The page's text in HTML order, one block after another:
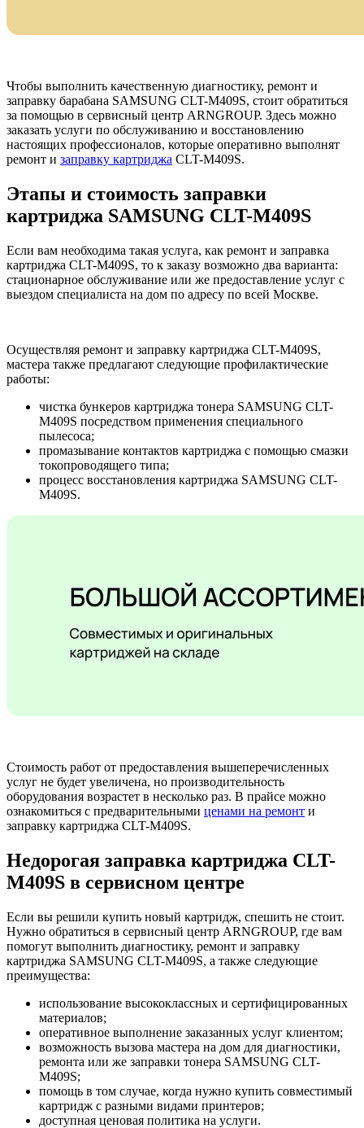
Чтобы выполнить качественную диагностику, ремонт и
заправку барабана SAMSUNG CLT-M409S, стоит обратиться
за помощью в сервисный центр ARNGROUP. Здесь можно
заказать услуги по обслуживанию и восстановлению
настоящих профессионалов, которые оперативно выполнят
ремонт и заправку картриджа CLT-M409S.
Этапы и стоимость заправки
картриджа SAMSUNG CLT-M409S
Если вам необходима такая услуга, как ремонт и заправка
картриджа CLT-M409S, то к заказу возможно два варианта:
стационарное обслуживание или же предоставление услуг с
выездом специалиста на дом по адресу по всей Москве.
Осуществляя ремонт и заправку картриджа CLT-M409S,
мастера также предлагают следующие профилактические
работы:
чистка бункеров картриджа тонера SAMSUNG CLT-
M409S посредством применения специального
пылесоса;
промазывание контактов картриджа с помощью смазки
токопроводящего типа;
процесс восстановления картриджа SAMSUNG CLT-
M409S.
Стоимость работ от предоставления вышеперечисленных
услуг не будет увеличена, но производительность
оборудования возрастет в несколько раз. В прайсе можно
ознакомиться с предварительными ценами на ремонт и
заправку картриджа CLT-M409S.
Недорогая заправка картриджа CLT-
M409S в сервисном центре
Если вы решили купить новый картридж, спешить не стоит.
Нужно обратиться в сервисный центр ARNGROUP, где вам
помогут выполнить диагностику, ремонт и заправку
картриджа SAMSUNG CLT-M409S, а также следующие
преимущества:
использование высококлассных и сертифицированных
материалов;
оперативное выполнение заказанных услуг клиентом;
возможность вызова мастера на дом для диагностики,
ремонта или же заправки тонера SAMSUNG CLT-
M409S;
помощь в том случае, когда нужно купить совместимый
картридж с разными видами принтеров;
доступная ценовая политика на услуги.